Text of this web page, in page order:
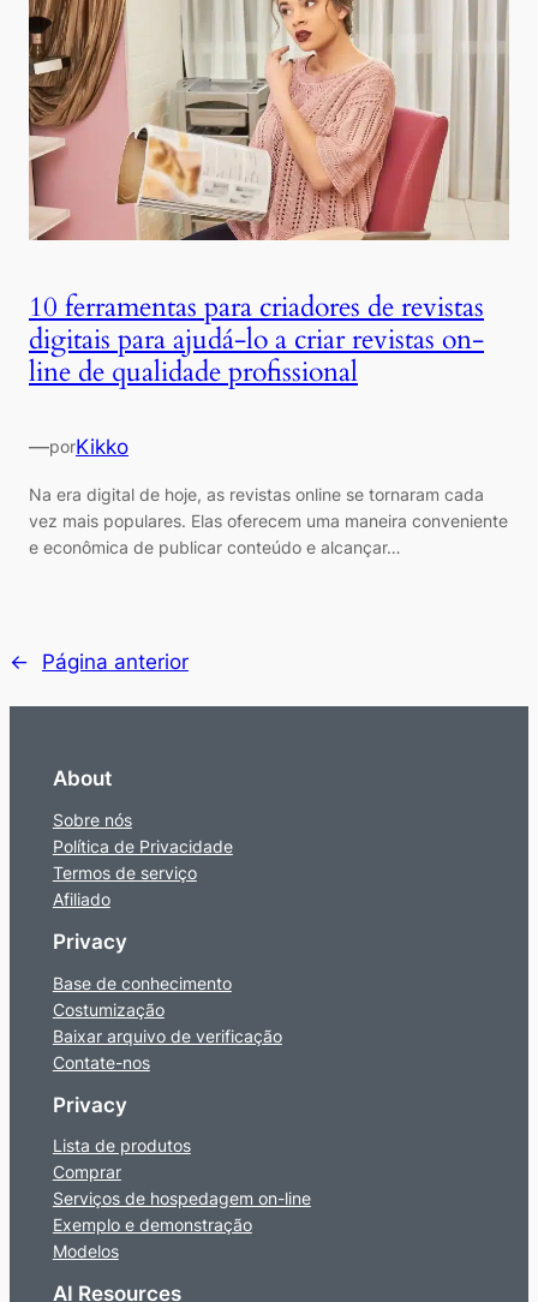
10 ferramentas para criadores de revistas
digitais para ajudá-lo a criar revistas on-
line de qualidade profissional
—porKikko
Na era digital de hoje, as revistas online se tornaram cada
vez mais populares. Elas oferecem uma maneira conveniente
e econômica de publicar conteúdo e alcançar…
← Página anterior
About
Sobre nós
Política de Privacidade
Termos de serviço
Afiliado
Privacy
Base de conhecimento
Costumização
Baixar arquivo de verificação
Contate-nos
Privacy
Lista de produtos
Comprar
Serviços de hospedagem on-line
Exemplo e demonstração
Modelos
AI Resources